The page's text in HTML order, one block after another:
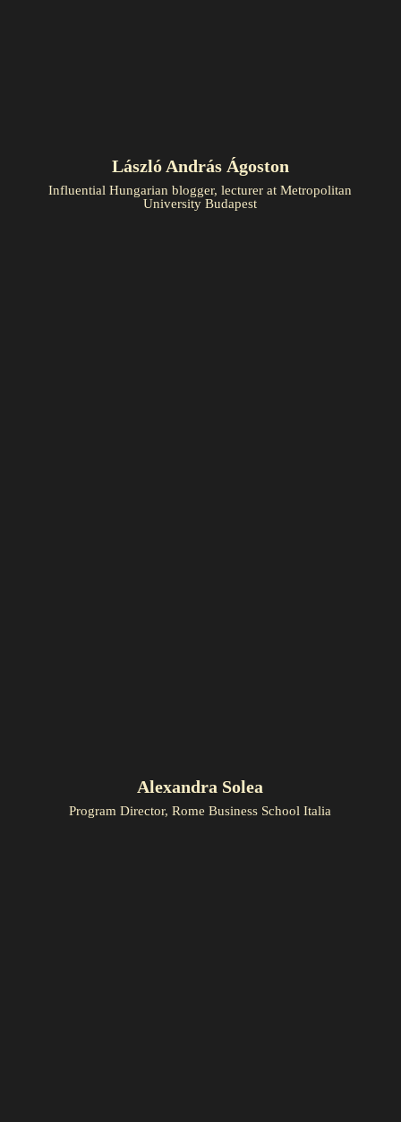
László András Ágoston
Influential Hungarian blogger, lecturer at Metropolitan
University Budapest
Alexandra Solea
Program Director, Rome Business School Italia